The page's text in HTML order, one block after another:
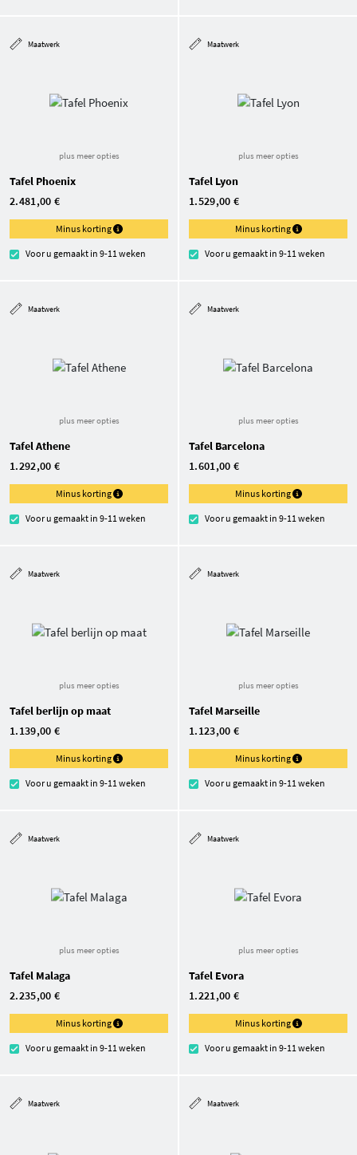
Maatwerk
plus meer opties
Tafel Phoenix
2.481,00 €
Minus korting
Voor u gemaakt in 9-11 weken
Maatwerk
plus meer opties
Tafel Lyon
1.529,00 €
Minus korting
Voor u gemaakt in 9-11 weken
Maatwerk
plus meer opties
Tafel Athene
1.292,00 €
Minus korting
Voor u gemaakt in 9-11 weken
Maatwerk
plus meer opties
Tafel Barcelona
1.601,00 €
Minus korting
Voor u gemaakt in 9-11 weken
Maatwerk
plus meer opties
Tafel berlijn op maat
1.139,00 €
Minus korting
Voor u gemaakt in 9-11 weken
Maatwerk
plus meer opties
Tafel Marseille
1.123,00 €
Minus korting
Voor u gemaakt in 9-11 weken
Maatwerk
plus meer opties
Tafel Malaga
2.235,00 €
Minus korting
Voor u gemaakt in 9-11 weken
Maatwerk
plus meer opties
Tafel Evora
1.221,00 €
Minus korting
Voor u gemaakt in 9-11 weken
Maatwerk Maatwerk